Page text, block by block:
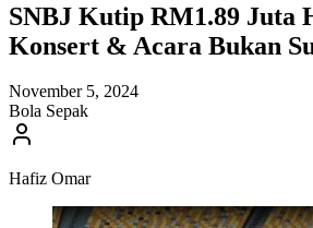
SNBJ Kutip RM1.89 Juta
Konsert & Acara Bukan
November 5, 2024
Bola Sepak
Hafiz Omar